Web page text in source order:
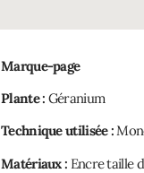
Marque-page
Plante : Géranium
Technique utilisée :
Matériaux : Encre taille